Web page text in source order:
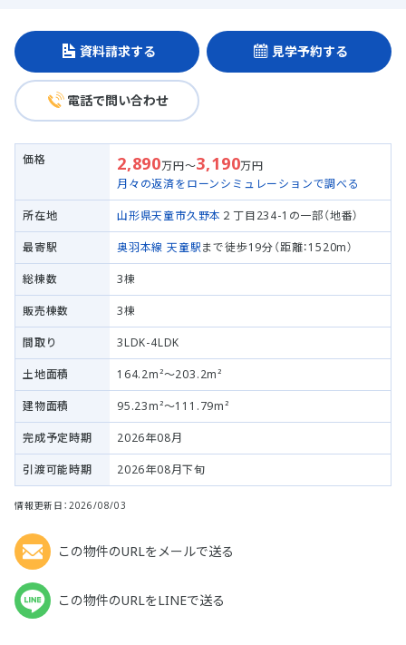
資料請求する 見学予約する
電話で問い合わせ
価格 2,890万円～3,190万円
月々の返済をローンシミュレーションで調べる
所在地 山形県天童市久野本 ２丁目234-1の一部（地番）
最寄駅 奥羽本線 天童駅まで徒歩19分（距離：1520m）
総棟数 3棟
販売棟数 3棟
間取り 3LDK-4LDK
土地面積 164.2m²～203.2m²
建物面積 95.23m²～111.79m²
完成予定時期 2026年08月
引渡可能時期 2026年08月下旬
情報更新日：2026/08/03
この物件のURLをメールで送る
この物件のURLをLINEで送る